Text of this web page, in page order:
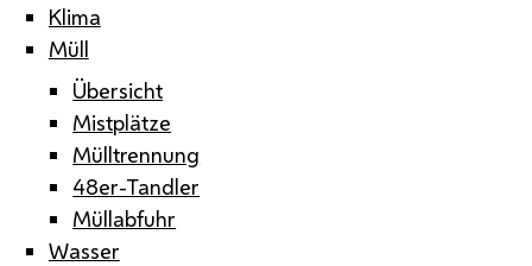
Klima
Müll
Übersicht
Mistplätze
Mülltrennung
48er-Tandler
Müllabfuhr
Wasser